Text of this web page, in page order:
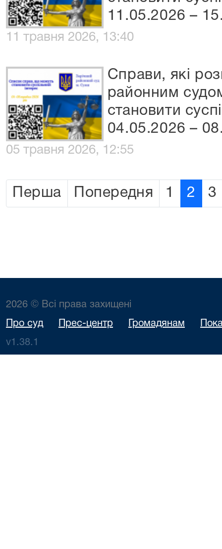
11.05.2026 –
11 травня 2026, 13:40
Справи, які
районним
становити
04.05.2026 –
05 травня 2026, 12:55
Перша Попередня 1 2 3
2026 © Всі права захищені
Про суд Прес-центр Громадянам
v1.38.1